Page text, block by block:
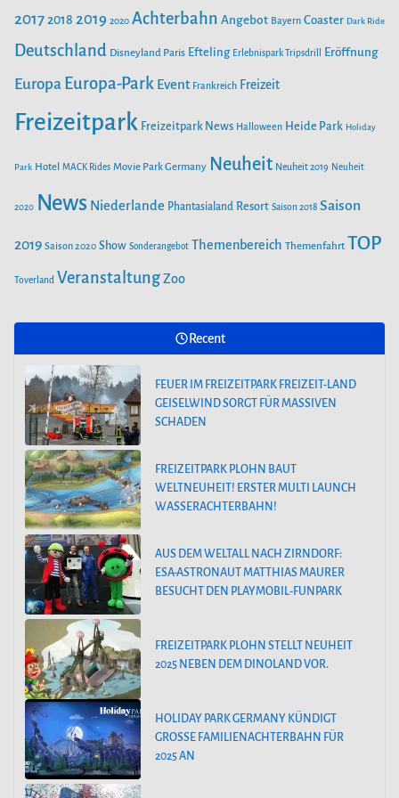
e
n
o
o
g
r
m
b
e
2017 2018 2019 2020 Achterbahn Angebot Bayern Coaster Dark Ride
Deutschland Disneyland Paris Efteling Erlebnispark Tripsdrill Eröffnung
Europa Europa-Park Event Frankreich Freizeit
Freizeitpark Freizeitpark News Halloween Heide Park Holiday
Park Hotel MACK Rides Movie Park Germany Neuheit Neuheit 2019 Neuheit
2020 News Niederlande Phantasialand Resort Saison 2018 Saison
2019 Saison 2020 Show Sonderangebot Themenbereich Themenfahrt TOP
Toverland VeranstaltungZoo
Recent
FEUER IM FREIZEITPARK FREIZEIT-LAND
GEISELWIND SORGT FÜR MASSIVEN
SCHADEN
FREIZEITPARK PLOHN BAUT
WELTNEUHEIT! ERSTER MULTI LAUNCH
WASSERACHTERBAHN!
AUS DEM WELTALL NACH ZIRNDORF:
ESA-ASTRONAUT MATTHIAS MAURER
BESUCHT DEN PLAYMOBIL-FUNPARK
FREIZEITPARK PLOHN STELLT NEUHEIT
2025 NEBEN DEM DINOLAND VOR.
HOLIDAY PARK GERMANY KÜNDIGT
GROSSE FAMILIENACHTERBAHN FÜR 2
025 AN